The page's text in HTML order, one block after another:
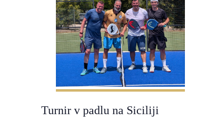
Turnir v padlu na Siciliji